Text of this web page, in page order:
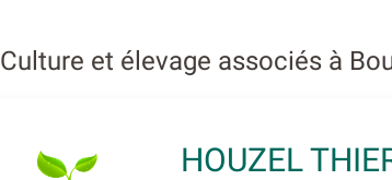
Culture et élevage associés à
HOUZEL